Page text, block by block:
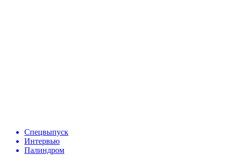
Спецвыпуск
Интервью
Палиндром